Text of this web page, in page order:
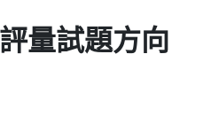
量試題方向